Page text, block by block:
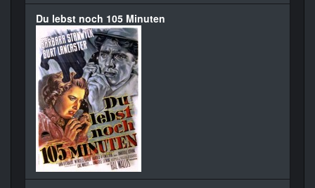
Du lebst noch 105 Minuten